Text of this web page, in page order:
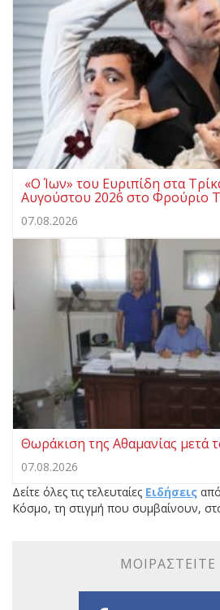
«Ο Ίων» του Ευριπίδη στα
Αυγούστου 2026 στο Φρούριο
07.08.2026
Θωράκιση της Αθαμανίας μετά
07.08.2026
Δείτε όλες τις τελευταίες Ειδήσεις
Κόσμο, τη στιγμή που συμβαίνουν,
ΜΟΙΡΑΣΤΕΊΤΕ